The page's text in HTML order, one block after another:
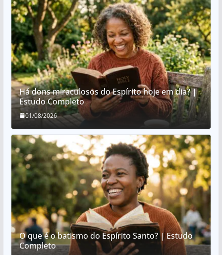
Há dons miraculosos do Espírito hoje em dia? |
Estudo Completo
01/08/2026
O que é o batismo do Espírito Santo? | Estudo
Completo